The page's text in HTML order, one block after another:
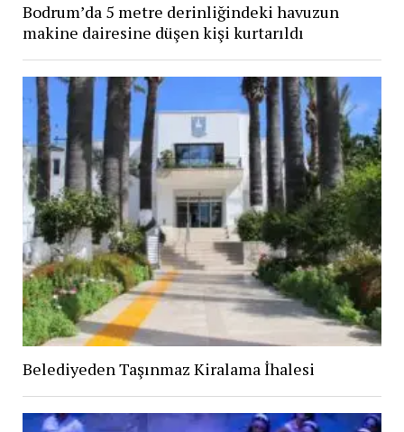
Bodrum’da 5 metre derinliğindeki havuzun
makine dairesine düşen kişi kurtarıldı
Belediyeden Taşınmaz Kiralama İhalesi